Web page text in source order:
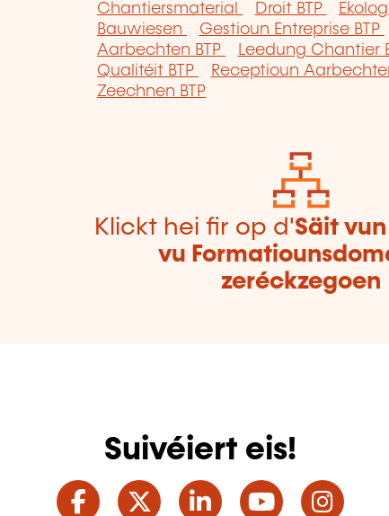
Chantiersmaterial
Droit BTP
Bauwiesen
Gestioun Entreprise BTP
Aarbechten BTP
Leedung Chantier
Qualitéit BTP
Receptioun
Zeechnen BTP
Klickt hei fir op d'Säit
vu
zeréckzegoen
Suivéiert eis!
Facebook
TwitterLinkedInYouTube